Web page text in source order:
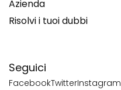
Seguici
FacebookTwitterInstagram
Azienda
Risolvi i tuoi dubbi